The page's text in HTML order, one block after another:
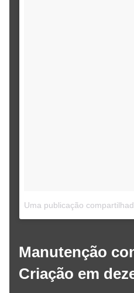
Uma publicação
Manutenção
Criação em